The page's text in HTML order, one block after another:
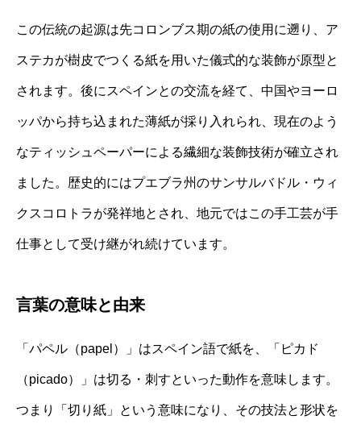
この伝統の起源は先コロンブス期の紙の使用に遡り、ア
ステカが樹皮でつくる紙を用いた儀式的な装飾が原型と
されます。後にスペインとの交流を経て、中国やヨーロ
ッパから持ち込まれた薄紙が採り入れられ、現在のよう
なティッシュペーパーによる繊細な装飾技術が確立され
ました。歴史的にはプエブラ州のサンサルバドル・ウィ
クスコロトラが発祥地とされ、地元ではこの手工芸が手
仕事として受け継がれ続けています。
言葉の意味と由来
「パペル（papel）」はスペイン語で紙を、「ピカド
（picado）」は切る・刺すといった動作を意味します。
つまり「切り紙」という意味になり、その技法と形状を